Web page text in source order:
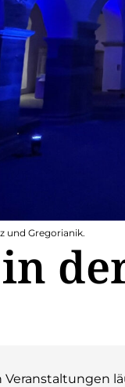
und Gregorianik.
Veranstaltungen